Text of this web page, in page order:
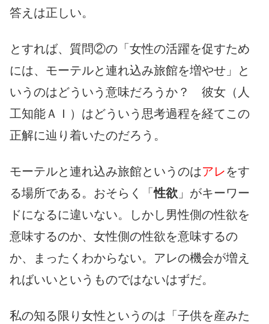
答えは正しい。
とすれば、質問②の「女性の活躍を促すため
には、モーテルと連れ込み旅館を増やせ」と
いうのはどういう意味だろうか？ 彼女（人
工知能ＡＩ）はどういう思考過程を経てこの
正解に辿り着いたのだろう。
モーテルと連れ込み旅館というのはアレをす
る場所である。おそらく「性欲 」がキーワー
ドになるに違いない。しかし男性側の性欲を
意味するのか、女性側の性欲を意味するの
か、まったくわからない。アレの機会が増え
ればいいというものではないはずだ。
私の知る限り女性というのは「子供を産みた